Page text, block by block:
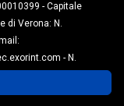
- Capitale
di Verona: N.
- N.